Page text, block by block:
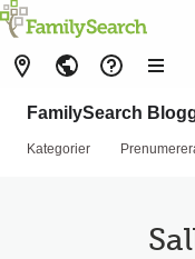
FamilySearch
Kategorier